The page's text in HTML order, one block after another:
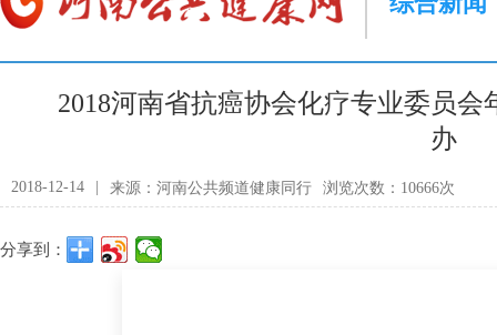
2018河南省抗癌协会化疗专业委员
办
2018-12-14 来源：河南公共频道健康同行 浏览次数：10666次
分享到：